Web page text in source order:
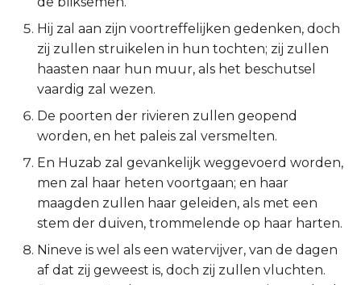
Kolossenzen
1 Thessalonicenzen
2 Thessalonicenzen
1 Timótheüs
2 Timótheüs
Filémon
Hij zal aan zijn voortreffelijken gedenken, doch
zij zullen struikelen in hun tochten; zij zullen
haasten naar hun muur, als het beschutsel
vaardig zal wezen.
De poorten der rivieren zullen geopend
worden, en het paleis zal versmelten.
En Huzab zal gevankelijk weggevoerd worden,
men zal haar heten voortgaan; en haar
maagden zullen haar geleiden, als met een
stem der duiven, trommelende op haar harten.
Nineve is wel als een watervijver, van de dagen
af dat zij geweest is, doch zij zullen vluchten.